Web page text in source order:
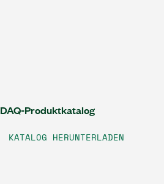
Produktkatalog
KATALOG HERUNTERLADEN